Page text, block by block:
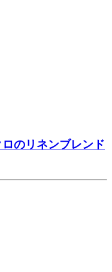
のリネンブレンド